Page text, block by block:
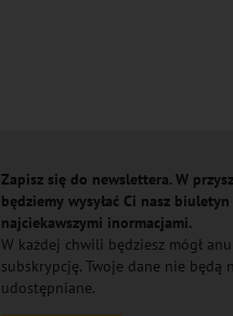
Zapisz się do newslettera. W
będziemy wysyłać Ci nasz biuletyn
najciekawszymi inormacjami.
W każdej chwili będziesz mógł
subskrypcję. Twoje dane nie będą
udostępniane.